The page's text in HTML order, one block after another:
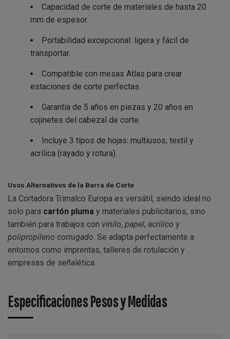
Capacidad de corte de materiales de hasta 20
mm de espesor.
Portabilidad excepcional: ligera y fácil de
transportar.
Compatible con mesas Atlas para crear
estaciones de corte perfectas.
Garantía de 5 años en piezas y 20 años en
cojinetes del cabezal de corte.
Incluye 3 tipos de hojas: multiusos, textil y
acrílica (rayado y rotura).
Usos Alternativos de la Barra de Corte
La Cortadora Trimalco Europa es versátil, siendo ideal no
solo para cartón pluma y materiales publicitarios, sino
también para trabajos con vinilo, papel, acrilíco y
polipropileno corrugado. Se adapta perfectamente a
entornos como imprentas, talleres de rotulación y
empresas de señalética.
Especificaciones Pesos y Medidas